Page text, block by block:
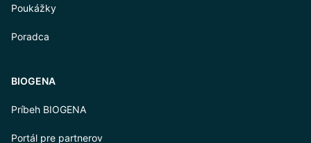
Poukážky
Poradca
BIOGENA
Príbeh BIOGENA
Portál pre partnerov